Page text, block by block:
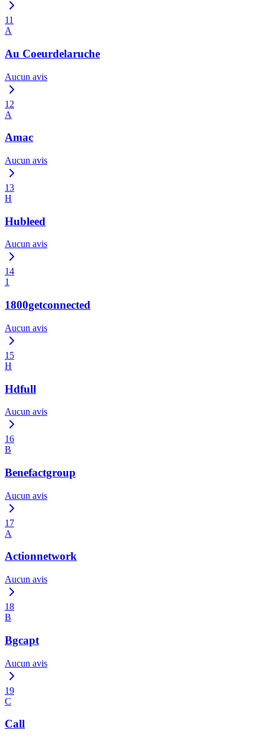
11
A
Au Coeurdelaruche
Aucun avis
12
A
Amac
Aucun avis
13
H
Hubleed
Aucun avis
14
1
1800getconnected
Aucun avis
15
H
Hdfull
Aucun avis
16
B
Benefactgroup
Aucun avis
17
A
Actionnetwork
Aucun avis
18
B
Bgcapt
Aucun avis
19
C
Call